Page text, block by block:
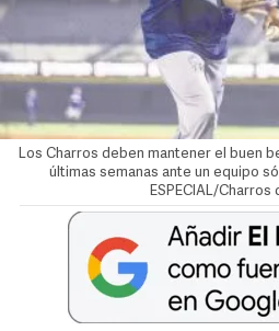
Los Charros deben mantener el buen
últimas semanas ante un equipo
ESPECIAL/Charros